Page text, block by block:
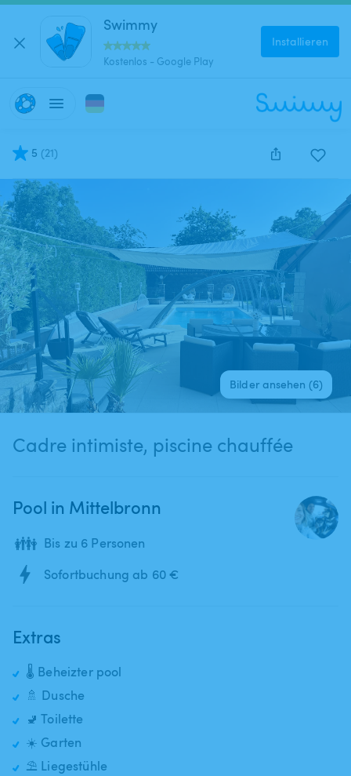
Swimmy
Kostenlos - Google Play
Installieren
5 (21)
Bilder ansehen (6)
Cadre intimiste, piscine chauffée
Pool in Mittelbronn
👪 Bis zu 6 Personen
Sofortbuchung ab 60 €
Extras
🌡️ Beheizter pool
🚿 Dusche
🚽 Toilette
☀️ Garten
⛱️ Liegestühle